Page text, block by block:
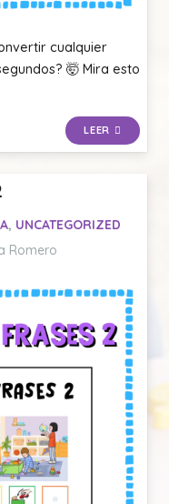
cualquier
🤯 Mira esto
LEER
, UNCATEGORIZED
Romero